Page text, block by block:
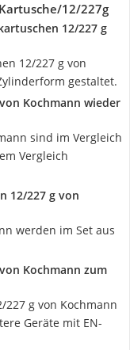
12/227g
12/227 g
12/227 g von
gestaltet.
Kochmann wieder
sind im Vergleich
Vergleich
12/227 g von
werden im Set aus
Kochmann zum
227 g von Kochmann
Geräte mit EN-